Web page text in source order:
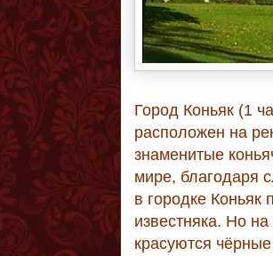
Город Коньяк (1
расположен на
знаменитые
мире, благодаря
в городке Коньяк
известняка. Но
красуются